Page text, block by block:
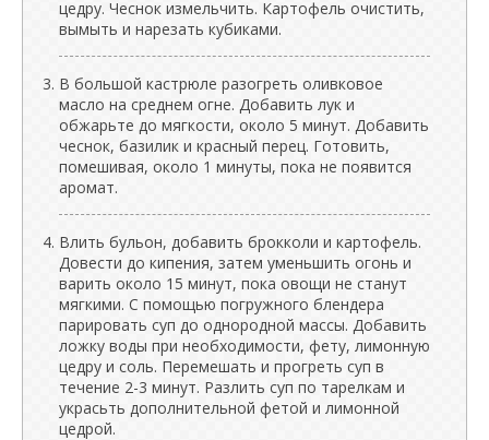
цедру. Чеснок измельчить. Картофель очистить,
вымыть и нарезать кубиками.
В большой кастрюле разогреть оливковое
масло на среднем огне. Добавить лук и
обжарьте до мягкости, около 5 минут. Добавить
чеснок, базилик и красный перец. Готовить,
помешивая, около 1 минуты, пока не появится
аромат.
Влить бульон, добавить брокколи и картофель.
Довести до кипения, затем уменьшить огонь и
варить около 15 минут, пока овощи не станут
мягкими. С помощью погружного блендера
парировать суп до однородной массы. Добавить
ложку воды при необходимости, фету, лимонную
цедру и соль. Перемешать и прогреть суп в
течение 2-3 минут. Разлить суп по тарелкам и
украсьть дополнительной фетой и лимонной
цедрой.